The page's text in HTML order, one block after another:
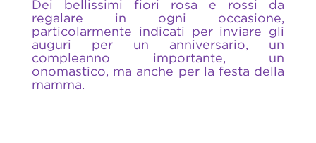
Dei bellissimi fiori rosa e rossi da
regalare in ogni occasione,
particolarmente indicati per inviare gli
auguri per un anniversario, un
compleanno importante, un
onomastico, ma anche per la festa della
mamma.